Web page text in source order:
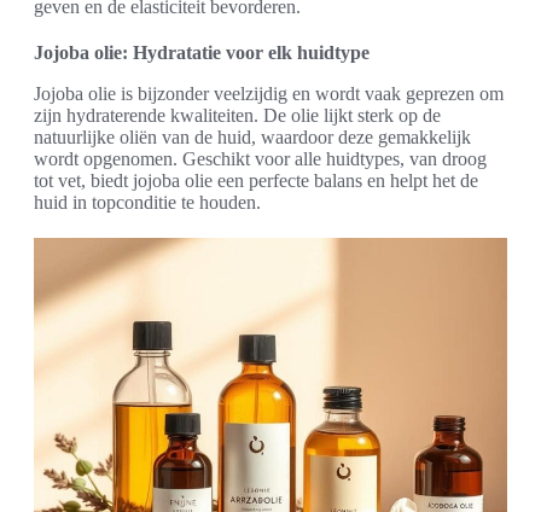
geven en de elasticiteit bevorderen.
Jojoba olie: Hydratatie voor elk huidtype
Jojoba olie is bijzonder veelzijdig en wordt vaak geprezen om
zijn hydraterende kwaliteiten. De olie lijkt sterk op de
natuurlijke oliën van de huid, waardoor deze gemakkelijk
wordt opgenomen. Geschikt voor alle huidtypes, van droog
tot vet, biedt jojoba olie een perfecte balans en helpt het de
huid in topconditie te houden.